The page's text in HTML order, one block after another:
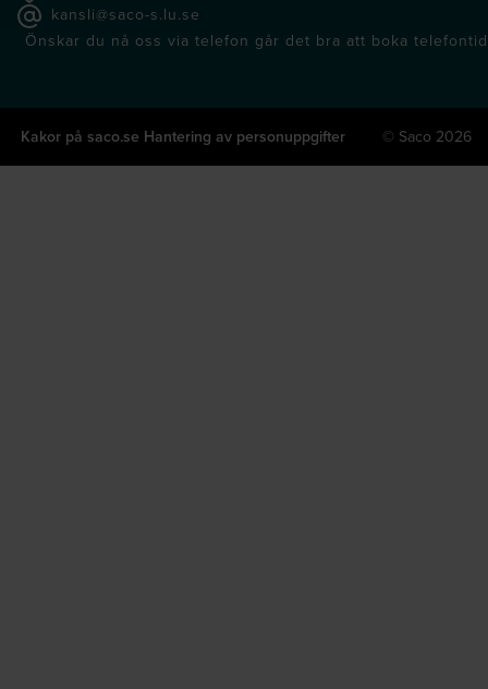
kansli@saco-s.lu.se
Önskar du nå oss via telefon går det bra att boka
Kakor på saco.se Hantering av personuppgifter © Saco 2026